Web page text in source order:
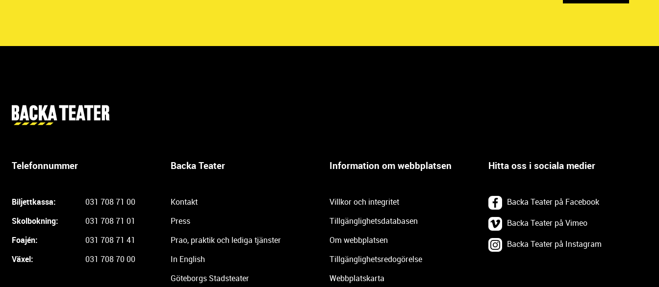
Telefonnummer
Biljettkassa:
031 708 71 00
Skolbokning:
031 708 71 01
Foajén:
031 708 71 41
Växel:
031 708 70 00
Backa Teater
Kontakt
Press
Prao, praktik och lediga tjänster
In English
Göteborgs Stadsteater
Information om webbplatsen
Villkor och integritet
Tillgänglighetsdatabasen
Om webbplatsen
Tillgänglighetsredogörelse
Webbplatskarta
Hitta oss i sociala medier
Backa Teater på Facebook
Backa Teater på Vimeo
Backa Teater på Instagram